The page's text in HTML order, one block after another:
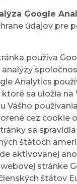
Google
údajov pre
používa
Analytics
sa uložia na
Vášho
cez cookie
sa
štátoch
aktivovanej
stránke
štátov